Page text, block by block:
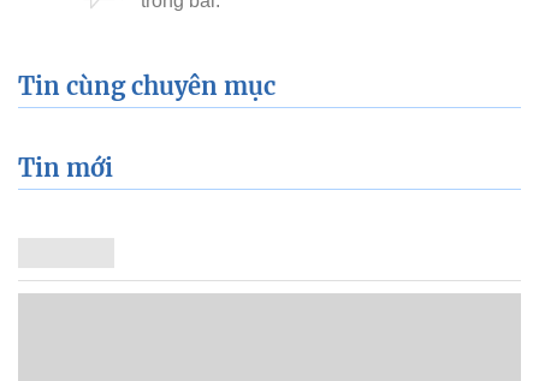
Tin cùng chuyên mục
Tin mới